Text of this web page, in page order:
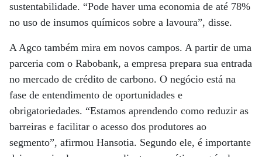
sustentabilidade. “Pode haver uma economia de até 78%
no uso de insumos químicos sobre a lavoura”, disse.
A Agco também mira em novos campos. A partir de uma
parceria com o Rabobank, a empresa prepara sua entrada
no mercado de crédito de carbono. O negócio está na
fase de entendimento de oportunidades e
obrigatoriedades. “Estamos aprendendo como reduzir as
barreiras e facilitar o acesso dos produtores ao
segmento”, afirmou Hansotia. Segundo ele, é importante